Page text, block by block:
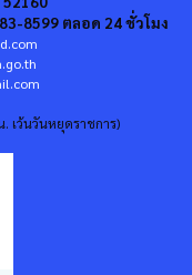
8599 ตลอด 24 ชั่วโมง
เว้นวันหยุดราชการ)